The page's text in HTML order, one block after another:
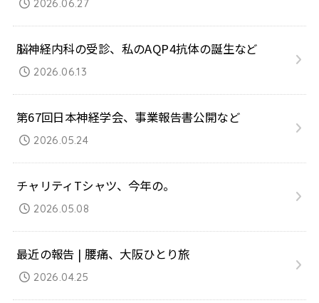
2026.06.27
脳神経内科の受診、私のAQP4抗体の誕生など
2026.06.13
第67回日本神経学会、事業報告書公開など
2026.05.24
チャリティTシャツ、今年の。
2026.05.08
最近の報告 | 腰痛、大阪ひとり旅
2026.04.25